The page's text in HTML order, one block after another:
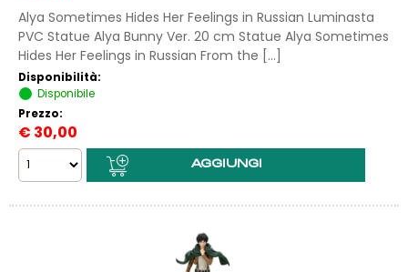
Alya Sometimes Hides Her Feelings in Russian Luminasta
PVC Statue Alya Bunny Ver. 20 cm Statue Alya Sometimes
Hides Her Feelings in Russian From the [...]
Disponibilità:
Disponibile
Prezzo:
€ 30,00